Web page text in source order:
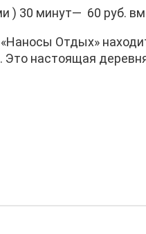
) 30 минут— 60 руб.
Отдых»
Это настоящая